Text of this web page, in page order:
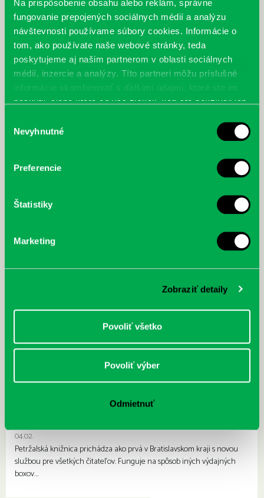
Na prispôsobenie obsahu alebo reklám, správne
fungovanie prepojených sociálnych médií a analýzu
návštevnosti používame súbory cookies. Informácie o
tom, ako používate naše webové stránky, teda
poskytujeme aj našim partnerom v oblasti sociálnych
médií, inzercie a analýzy. Títo partneri môžu príslušné
informácie skombinovať s ďalšími údajmi, ktoré ste im
poskytli, alebo ktoré od vás získali, keď ste používali ich
súhlasu
Nevyhnutné
Preferencie
Štatistiky
Marketing
Zobraziť detaily
Povoliť všetko
Povoliť výber
Odmietnuť
Brožúra „PETRŽALKA, sídlisko možností“, aj s našou
knižnicou.
Čítali ste už brožúru „Petržalka, sídlisko možností“? Tlačená brožúra,
ktorú si obyvatelia nájdu v schránkach, obsahuje rôzne rubriky ako
04.02.
Petržalská knižnica prichádza ako prvá v Bratislavskom kraji s novou
službou pre všetkých čitateľov. Funguje na spôsob iných výdajných
boxov….